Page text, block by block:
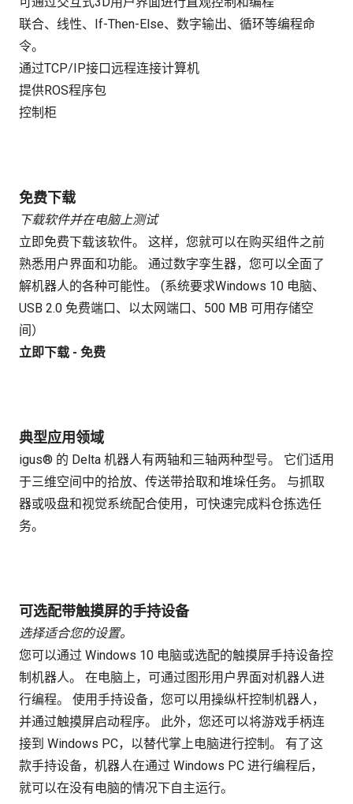
联合、线性、If-Then-Else、数字输出、循环等编程命
令。
通过TCP/IP接口远程连接计算机
提供ROS程序包
控制柜
免费下载
下载软件并在电脑上测试
立即免费下载该软件。 这样，您就可以在购买组件之前
熟悉用户界面和功能。 通过数字孪生器，您可以全面了
解机器人的各种可能性。 (系统要求Windows 10 电脑、
USB 2.0 免费端口、以太网端口、500 MB 可用存储空
间）
立即下载 - 免费
典型应用领域
igus® 的 Delta 机器人有两轴和三轴两种型号。 它们适用
于三维空间中的拾放、传送带拾取和堆垛任务。 与抓取
器或吸盘和视觉系统配合使用，可快速完成料仓拣选任
务。
可选配带触摸屏的手持设备
选择适合您的设置。
您可以通过 Windows 10 电脑或选配的触摸屏手持设备控
制机器人。 在电脑上，可通过图形用户界面对机器人进
行编程。 使用手持设备，您可以用操纵杆控制机器人，
并通过触摸屏启动程序。 此外，您还可以将游戏手柄连
接到 Windows PC，以替代掌上电脑进行控制。 有了这
款手持设备，机器人在通过 Windows PC 进行编程后，
就可以在没有电脑的情况下自主运行。